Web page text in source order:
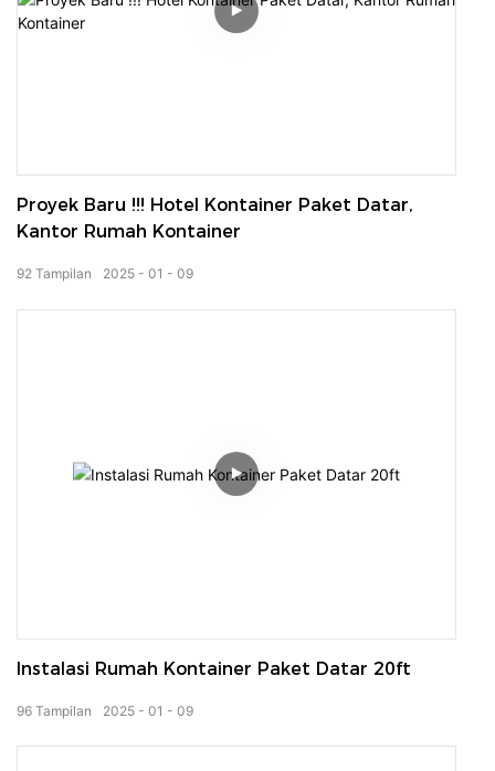
Proyek Baru !!! Hotel Kontainer Paket Datar,
Kantor Rumah Kontainer
2025 01 09
92 Tampilan
Instalasi Rumah Kontainer Paket Datar 20ft
2025 01 09
96 Tampilan